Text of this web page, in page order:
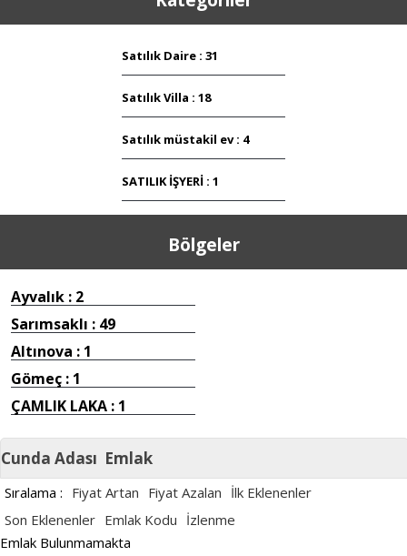
Satılık Daire : 31
Satılık Villa : 18
Satılık müstakil ev : 4
SATILIK İŞYERİ : 1
Bölgeler
Ayvalık : 2
Sarımsaklı : 49
Altınova : 1
Gömeç : 1
ÇAMLIK LAKA : 1
Cunda Adası Emlak
Sıralama : Fiyat Artan Fiyat Azalan İlk Eklenenler
Son Eklenenler Emlak Kodu İzlenme
Emlak Bulunmamakta